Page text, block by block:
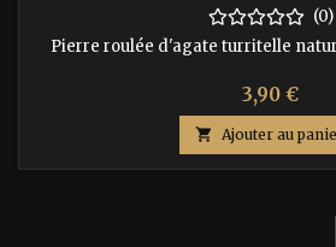
(0)
Pierre roulée d'agate turritelle
Prix
3,90 €
 Ajouter au